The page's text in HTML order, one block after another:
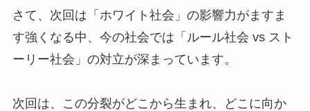
さて、次回は「ホワイト社会」の影響力がますま
す強くなる中、今の社会では「ルール社会 vs スト
ーリー社会」の対立が深まっています。
次回は、この分裂がどこから生まれ、どこに向か